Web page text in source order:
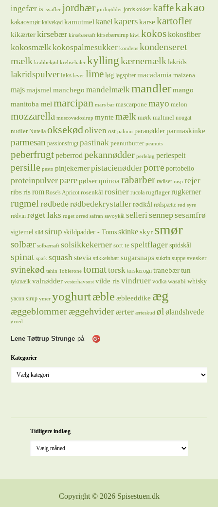
ingefær is isvafler jordbær jordnødder jordskokker kaffekakao
kakaosmør kalvekød kamutmel kanelkaperskarse kartofler
kikærterkirsebær kirsebærsaft kirsebærsirup kiwi kokoskokosfiber
kokosmælkkokospalmesukker kondens kondenseret
mælk krabbekød krebsehaler kylling kærnemælk lakrids
lakridspulver laks lever lime løg løgspirer macadamia maizena
majsmajsmel manchego mandelmælkmandler mango
manitoba mel marcipan mars bar mascarpone mayo melon
mozzarella muscovadosirup mynte mælk mørk maltmel nougat
nudler Nutella oksekødoliven ost palmin paranødder parmaskinke
parmesan passionsfrugt pastinak peanutbutter peanuts
peberfrugtpeberrodpekannødder perleløg perlespelt
persille pesto pinjekerner pistacienødderporre portobello
proteinpulverpære pølser quinoa rabarber radiser rasp rejer
ribs risrom Rose's Apricot rosenkål rosiner rucola rugflager rugkerner
rugmel rødbederødbedekrystallerrødkål rødspætte rød syre
rødvin røget laks røget ørred safran savoykål sellerisennepsesamfrø
sigtemel sild sirup skildpadder - Toms skinke skyr smør
solbær solbærsaft solsikkekerner sort te speltflager spidskål
spinat spæk squash stevia stikkelsbær sugarsnaps sukrin suppe svesker
svinekød tahin Toblerone tomattorsk torskerogn tranebærtun
tykmælk valnødder vesterhavsost vilde ris vindruer vodka wasabi whisky
yacon sirup ymer yoghurtæble æbleeddike æg
æggeblommeræggehviderærter ærteskud ølølandshvede
ørred
Lene Tøttrup Strunge på
Kategorier
Tidligere indlæg
Copyright © 2026 Spisestuen.dk